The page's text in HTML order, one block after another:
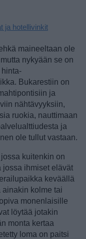
ja hotellivinkit
maineeltaan ole
nykyään se on
Bukarestiin on
ja
nähtävyyksiin,
ruokia, nauttimaan
ja
ole tullut vastaan.
kuitenkin on
ihmiset elävät
keväällä
kolme tai
monenlaisille
löytää jotakin
monta kertaa
loma on paitsi